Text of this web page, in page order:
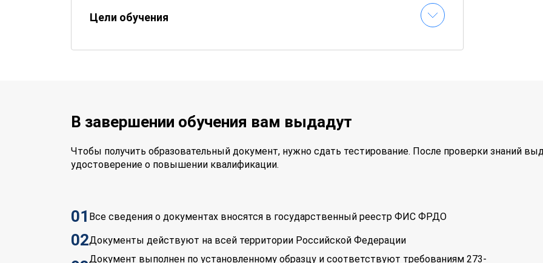
Цели обучения
В завершении обучения вам выдадут
Чтобы получить образовательный документ, нужно сдать тестирование. После проверки знаний
удостоверение о повышении квалификации.
01 Все сведения о документах вносятся в государственный реестр ФИС ФРДО
02Документы действуют на всей территории Российской Федерации
Документ выполнен по установленному образцу и соответствуют требованиям 273-